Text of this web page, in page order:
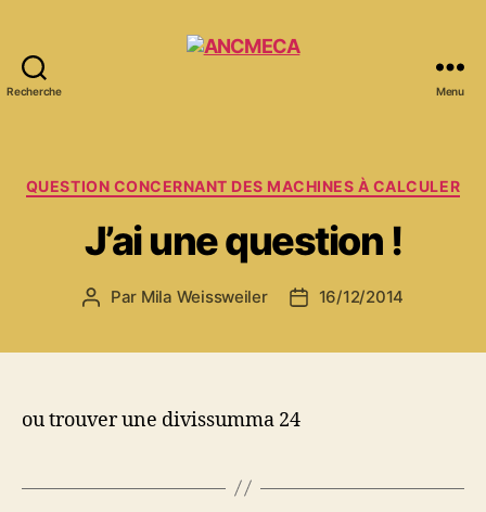
Recherche Menu
Catégories
QUESTION CONCERNANT DES MACHINES À CALCULER
J’ai une question !
Auteur
Par Mila Weissweiler
Date16/12/2014
ou trouver une divissumma 24